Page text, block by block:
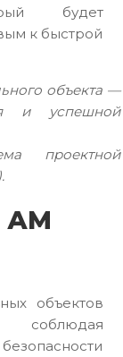
будет
к быстрой
объекта —
и успешной
проектной
АМ
объектов
соблюдая